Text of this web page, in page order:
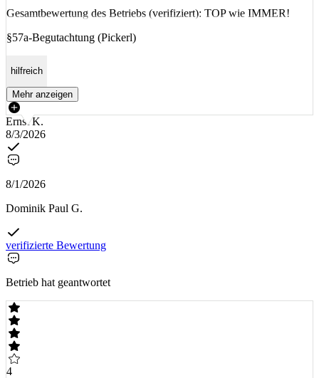
Gesamtbewertung des Betriebs (verifiziert): TOP wie IMMER!
§57a-Begutachtung (Pickerl)
hilfreich
Mehr anzeigen
Ernst K.
8/3/2026
8/1/2026
Dominik Paul G.
verifizierte Bewertung
Betrieb hat geantwortet
4